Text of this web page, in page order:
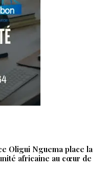
Oligui Nguema place la
africaine au cœur de